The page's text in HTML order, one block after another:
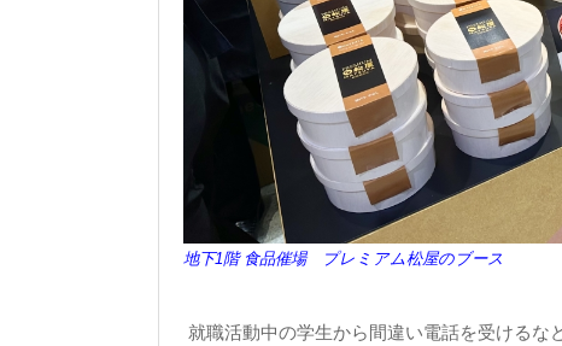
地下1階 食品催場 プレミアム松屋のブース
就職活動中の学生から間違い電話を受けるな